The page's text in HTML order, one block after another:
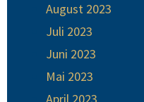
August 2023
Juli 2023
Juni 2023
Mai 2023